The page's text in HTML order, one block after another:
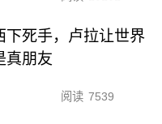
下死手，卢拉让世界
真朋友
阅读 7539